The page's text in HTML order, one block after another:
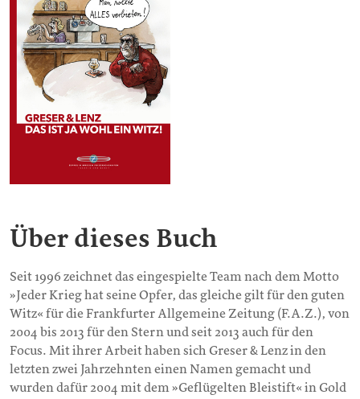
Über dieses Buch
Seit 1996 zeichnet das eingespielte Team nach dem Motto
»Jeder Krieg hat seine Opfer, das gleiche gilt für den guten
Witz« für die Frankfurter Allgemeine Zeitung (F.A.Z.), von
2004 bis 2013 für den Stern und seit 2013 auch für den
Focus. Mit ihrer Arbeit haben sich Greser & Lenz in den
letzten zwei Jahrzehnten einen Namen gemacht und
wurden dafür 2004 mit dem »Geflügelten Bleistift« in Gold